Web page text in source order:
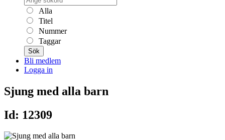
Alla
Titel
Nummer
Taggar
Sök
Bli medlem
Logga in
Sjung med alla barn
Id: 12309